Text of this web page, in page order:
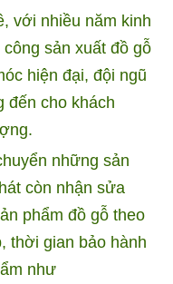
với nhiều năm kinh
sản xuất đồ gỗ
hiện đại, đội ngũ
đến cho khách
những sản
còn nhận sửa
phẩm đồ gỗ theo
thời gian bảo hành
như